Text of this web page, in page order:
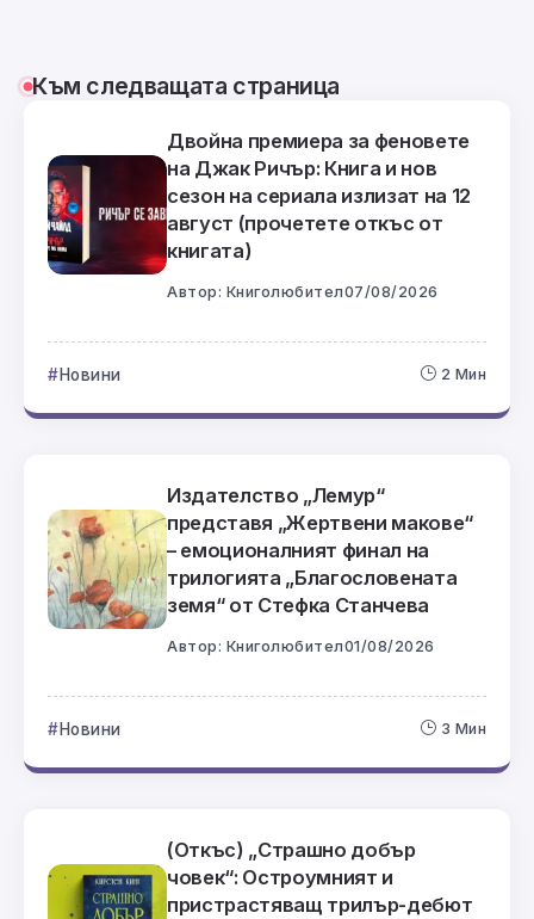
Към следващата страница
Двойна премиера за феновете
на Джак Ричър: Книга и нов
сезон на сериала излизат на 12
август (прочетете откъс от
книгата)
Автор: Книголюбител07/08/2026
Новини 2 Мин
Издателство „Лемур“
представя „Жертвени макове“
– емоционалният финал на
трилогията „Благословената
земя“ от Стефка Станчева
Автор: Книголюбител01/08/2026
Новини 3 Мин
(Откъс) „Страшно добър
човек“: Остроумният и
пристрастяващ трилър-дебют